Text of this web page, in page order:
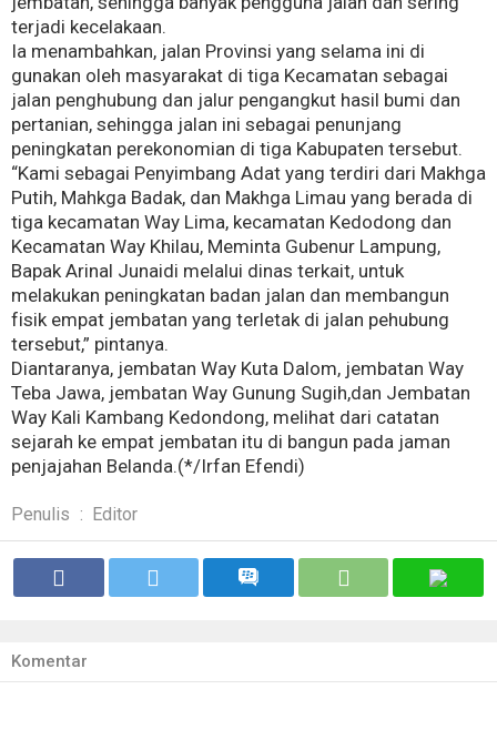
terjadi kecelakaan.
Ia menambahkan, jalan Provinsi yang selama ini di
gunakan oleh masyarakat di tiga Kecamatan sebagai
jalan penghubung dan jalur pengangkut hasil bumi dan
pertanian, sehingga jalan ini sebagai penunjang
peningkatan perekonomian di tiga Kabupaten tersebut.
“Kami sebagai Penyimbang Adat yang terdiri dari Makhga
Putih, Mahkga Badak, dan Makhga Limau yang berada di
tiga kecamatan Way Lima, kecamatan Kedodong dan
Kecamatan Way Khilau, Meminta Gubenur Lampung,
Bapak Arinal Junaidi melalui dinas terkait, untuk
melakukan peningkatan badan jalan dan membangun
fisik empat jembatan yang terletak di jalan pehubung
tersebut,” pintanya.
Diantaranya, jembatan Way Kuta Dalom, jembatan Way
Teba Jawa, jembatan Way Gunung Sugih,dan Jembatan
Way Kali Kambang Kedondong, melihat dari catatan
sejarah ke empat jembatan itu di bangun pada jaman
penjajahan Belanda.(*/Irfan Efendi)
Penulis : Editor
Komentar